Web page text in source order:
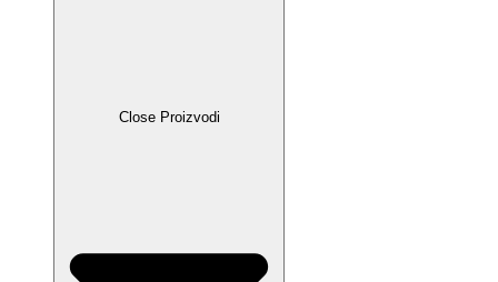
Close Proizvodi